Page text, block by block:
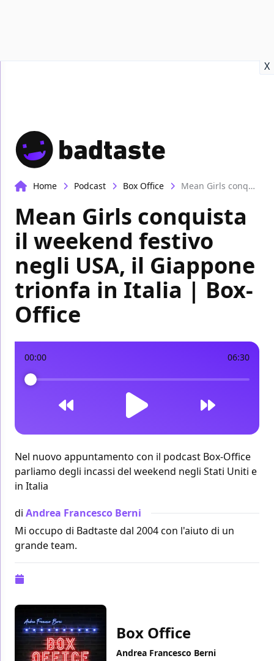
X
Home Podcast Box Office Mean Girls conquista il weekend festivo negli USA, il Giappone trionfa in Italia | Box-Office
Mean Girls conquista
il weekend festivo
negli USA, il Giappone
trionfa in Italia | Box-
Office
00:00 06:30
Nel nuovo appuntamento con il podcast Box-Office
parliamo degli incassi del weekend negli Stati Uniti e
in Italia
di Andrea Francesco Berni
Mi occupo di Badtaste dal 2004 con l'aiuto di un
grande team.
Box Office
Andrea Francesco Berni